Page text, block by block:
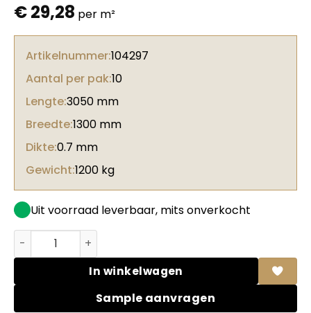
€29,28 per m²
Artikelnummer:104297
Aantal per pak:10
Lengte:3050 mm
Breedte:1300 mm
Dikte:0.7 mm
Gewicht:1200 kg
Uit voorraad leverbaar, mits onverkocht
Unilin HPL 0H780 W06 Romantic oak light aantal
In winkelwagen
Sample aanvragen